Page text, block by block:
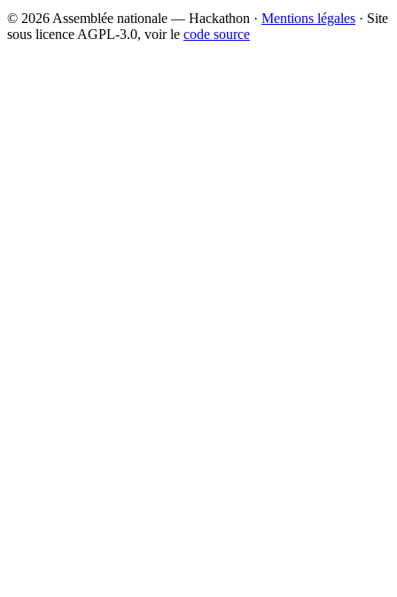
© 2026 Assemblée nationale — Hackathon · Mentions légales · Site
sous licence AGPL-3.0, voir le code source